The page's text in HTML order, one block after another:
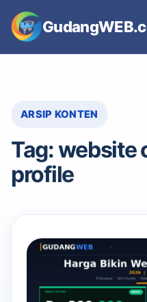
content
ARSIP KONTEN
Tag:website
profile